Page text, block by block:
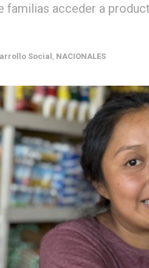
acceder a
Social NACIONALES